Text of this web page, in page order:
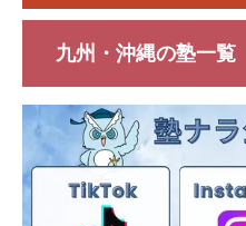
九州・沖縄の塾一覧